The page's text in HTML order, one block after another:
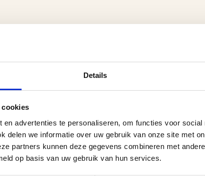
Details
cookies
advertenties te personaliseren, om functies voor social
delen we informatie over uw gebruik van onze site met
partners kunnen deze gegevens combineren met
op basis van uw gebruik van hun services.